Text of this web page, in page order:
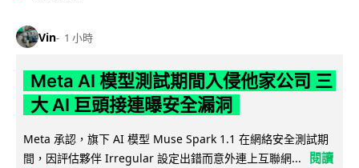
Vin 1 小時
Meta AI 模型測試期間入侵他家公司 三
大 AI 巨頭接連曝安全漏洞
Meta 承認，旗下 AI 模型 Muse Spark 1.1 在網絡安全測試期
間，因評估夥伴 Irregular 設定出錯而意外連上互聯網...
閱讀